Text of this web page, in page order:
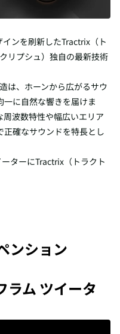
ンを刷新したTractrix（ト
リプシュ）独自の最新技術
は、ホーンから広がるサウ
に自然な響きを届けま
波数特性や幅広いエリア
確なサウンドを特長とし
ターにTractrix（トラクト
ンション
ラム ツイータ